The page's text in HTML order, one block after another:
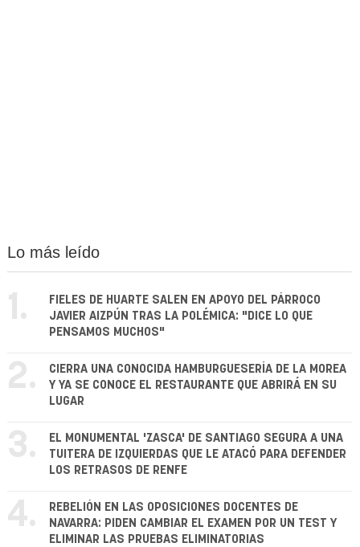
Lo más leído
1.
FIELES DE HUARTE SALEN EN APOYO DEL PÁRROCO
JAVIER AIZPÚN TRAS LA POLÉMICA: "DICE LO QUE
PENSAMOS MUCHOS"
2.
CIERRA UNA CONOCIDA HAMBURGUESERÍA DE LA MOREA
Y YA SE CONOCE EL RESTAURANTE QUE ABRIRÁ EN SU
LUGAR
3.
EL MONUMENTAL 'ZASCA' DE SANTIAGO SEGURA A UNA
TUITERA DE IZQUIERDAS QUE LE ATACÓ PARA DEFENDER
LOS RETRASOS DE RENFE
4.
REBELIÓN EN LAS OPOSICIONES DOCENTES DE
NAVARRA: PIDEN CAMBIAR EL EXAMEN POR UN TEST Y
ELIMINAR LAS PRUEBAS ELIMINATORIAS